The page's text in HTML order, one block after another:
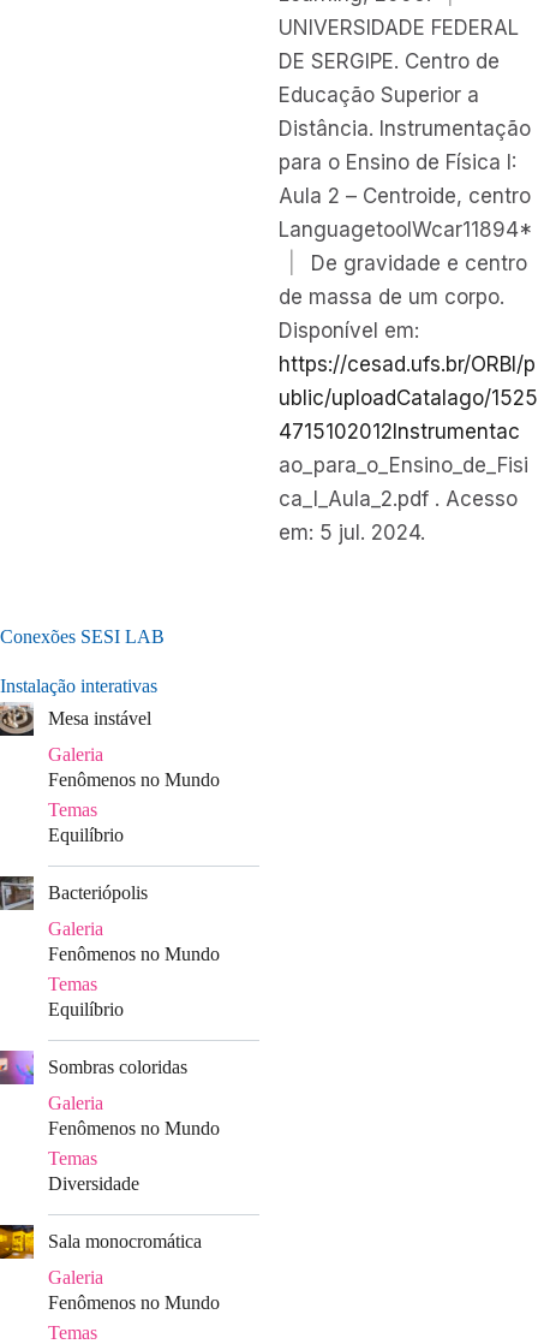
UNIVERSIDADE FEDERAL
DE SERGIPE. Centro de
Educação Superior a
Distância. Instrumentação
para o Ensino de Física I:
Aula 2 – Centroide, centro
LanguagetoolWcar11894*
De gravidade e centro
de massa de um corpo.
Disponível em:
https://cesad.ufs.br/ORBI/p
ublic/uploadCatalago/1525
4715102012Instrumentac
ao_para_o_Ensino_de_Fisi
ca_I_Aula_2.pdf . Acesso
em: 5 jul. 2024.
Conexões SESI LAB
Instalação interativas
Mesa instável
Galeria
Fenômenos no Mundo
Temas
Equilíbrio
Bacteriópolis
Galeria
Fenômenos no Mundo
Temas
Equilíbrio
Sombras coloridas
Galeria
Fenômenos no Mundo
Temas
Diversidade
Sala monocromática
Galeria
Fenômenos no Mundo
Temas